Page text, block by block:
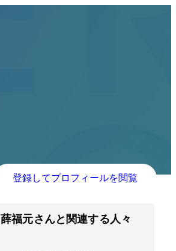
登録してプロフィールを閲覧
薛福元さんと関連する人々